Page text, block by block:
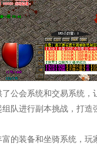
公会系统和交易系统
队进行副本挑战，打
的装备和坐骑系统，